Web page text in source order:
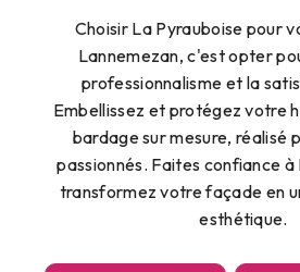
Choisir La Pyrauboise pour
Lannemezan, c'est opter
professionnalisme et la
Embellissez et protégez votre
bardage sur mesure, réalisé
passionnés. Faites confiance
transformez votre façade en
esthétique.